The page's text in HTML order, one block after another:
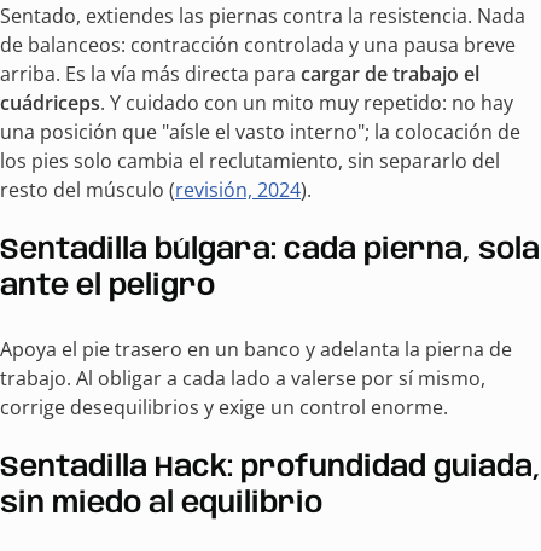
Sentado, extiendes las piernas contra la resistencia. Nada
de balanceos: contracción controlada y una pausa breve
arriba. Es la vía más directa para cargar de trabajo el
cuádriceps. Y cuidado con un mito muy repetido: no hay
una posición que "aísle el vasto interno"; la colocación de
los pies solo cambia el reclutamiento, sin separarlo del
resto del músculo (revisión, 2024).
Sentadilla búlgara: cada pierna, sola
ante el peligro
Apoya el pie trasero en un banco y adelanta la pierna de
trabajo. Al obligar a cada lado a valerse por sí mismo,
corrige desequilibrios y exige un control enorme.
Sentadilla Hack: profundidad guiada,
sin miedo al equilibrio